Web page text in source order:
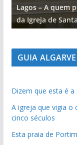
Lagos – A quem
da Igreja de
GUIA ALGARVE
Dizem que esta é
A igreja que vigia o
cinco séculos
Esta praia de